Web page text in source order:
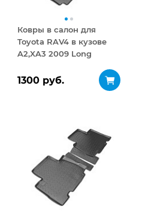
Ковры в салон для
Toyota RAV4 в кузове
A2,XA3 2009 Long
1300 руб.